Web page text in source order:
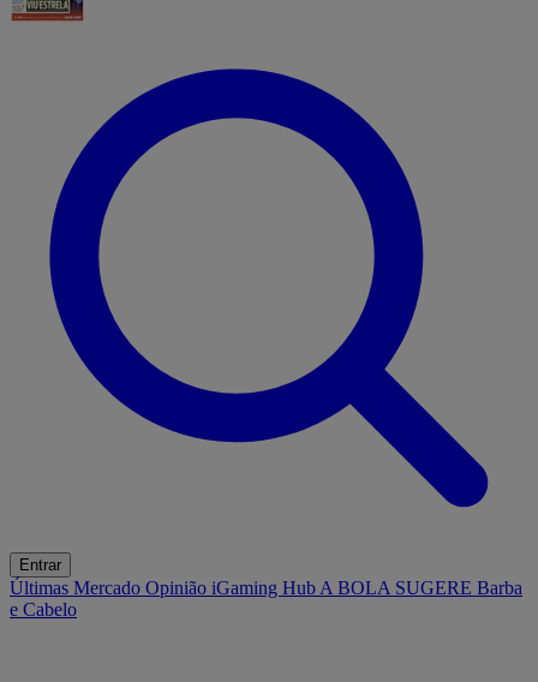
Entrar
Últimas Mercado Opinião iGaming Hub A BOLA SUGERE Barba
e Cabelo